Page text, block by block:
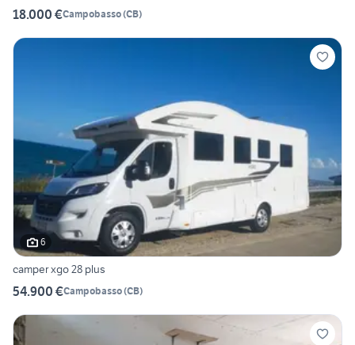
18.000 €Campobasso(CB)
6
camper xgo 28 plus
54.900 €Campobasso(CB)